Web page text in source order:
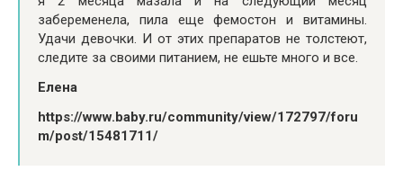
забеременела, пила еще фемостон и витамины.
Удачи девочки. И от этих препаратов не толстеют,
следите за своими питанием, не ешьте много и все.
Елена
https://www.baby.ru/community/view/172797/foru
m/post/15481711/